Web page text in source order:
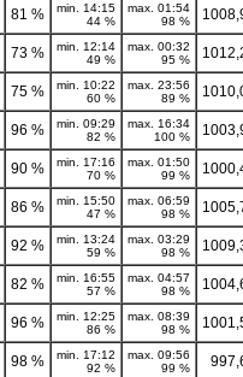
81 %
min. 14:15
44 %
max. 01:54
98 %
73 %
min. 12:14
49 %
max. 00:32
95 %
75 %
min. 10:22
60 %
max. 23:56
89 %
96 %
min. 09:29
82 %
max. 16:34
100 %
90 %
min. 17:16
70 %
max. 01:50
99 %
86 %
min. 15:50
47 %
max. 06:59
98 %
92 %
min. 13:24
59 %
max. 03:29
98 %
82 %
min. 16:55
57 %
max. 04:57
98 %
96 %
min. 12:25
86 %
max. 08:39
98 %
98 %
min. 17:12
92 %
max. 09:56
99 %